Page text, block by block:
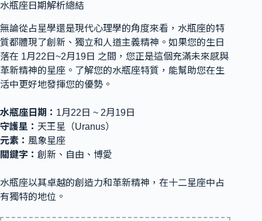
水瓶座日期解析總結
無論從占星學還是現代心理學的角度來看，水瓶座的特
質都體現了創新、獨立和人道主義精神。如果您的生日
落在 1月22日~2月19日 之間，您正是這個充滿未來感與
革新精神的星座。了解您的水瓶座特質，能幫助您在生
活中更好地發揮您的優勢。
水瓶座日期： 1月22日 ~ 2月19日
守護星： 天王星（Uranus）
元素： 風象星座
關鍵字： 創新、自由、博愛
水瓶座以其卓越的創造力和革新精神，在十二星座中占
有獨特的地位。